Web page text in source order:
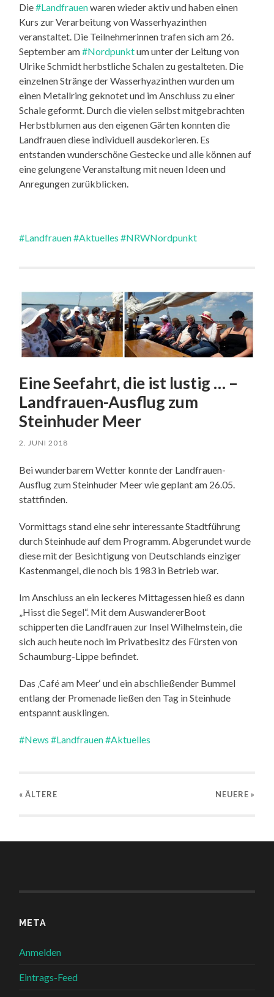
Die#Landfrauenwaren wieder aktiv und haben einen
Kurs zur Verarbeitung von Wasserhyazinthen
veranstaltet. Die Teilnehmerinnen trafen sich am 26.
September am#Nordpunktum unter der Leitung von
Ulrike Schmidt herbstliche Schalen zu gestalteten. Die
einzelnen Stränge der Wasserhyazinthen wurden um
einen Metallring geknotet und im Anschluss zu einer
Schale geformt. Durch die vielen selbst mitgebrachten
Herbstblumen aus den eigenen Gärten konnten die
Landfrauen diese individuell ausdekorieren. Es
entstanden wunderschöne Gestecke und alle können auf
eine gelungene Veranstaltung mit neuen Ideen und
Anregungen zurükblicken.
#Landfrauen#Aktuelles #NRWNordpunkt
Eine Seefahrt, die ist lustig … –
Landfrauen-Ausflug zum
Steinhuder Meer
2. JUNI 2018
Bei wunderbarem Wetter konnte der Landfrauen-
Ausflug zum Steinhuder Meer wie geplant am 26.05.
stattfinden.
Vormittags stand eine sehr interessante Stadtführung
durch Steinhude auf dem Programm. Abgerundet wurde
diese mit der Besichtigung von Deutschlands einziger
Kastenmangel, die noch bis 1983 in Betrieb war.
Im Anschluss an ein leckeres Mittagessen hieß es dann
„Hisst die Segel“. Mit dem AuswandererBoot
schipperten die Landfrauen zur Insel Wilhelmstein, die
sich auch heute noch im Privatbesitz des Fürsten von
Schaumburg-Lippe befindet.
Das ‚Café am Meer‘ und ein abschließender Bummel
entlang der Promenade ließen den Tag in Steinhude
entspannt ausklingen.
#News #Landfrauen#Aktuelles
« ÄLTERE NEUERE »
META
Anmelden
Eintrags-Feed